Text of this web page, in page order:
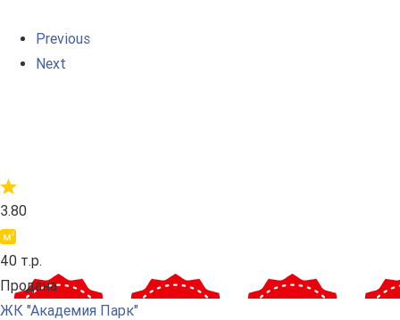
Previous
Next
3.80
40 т.р.
Продана
ЖК "Академия Парк"